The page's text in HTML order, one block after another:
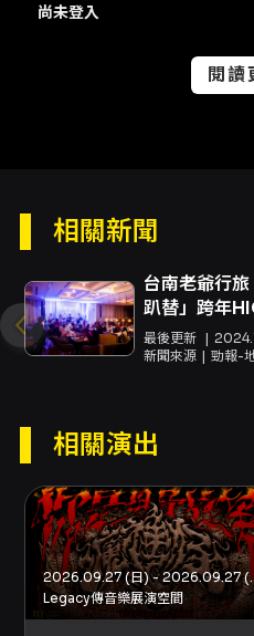
與資格且不予退票。 -
等危險物品；請遵守
示。 - 票券保管：票券
退換或七日鑑賞期退貨
虛擬帳號付款；全家
印繳費單後 10 分鐘內
消。 - 如對票務有疑問
尚未登入
閱讀
相關新聞
台南老爺行
趴替」跨年
最後更新
新聞來源
勁報-
相關演出
Legacy傳音樂展演空間